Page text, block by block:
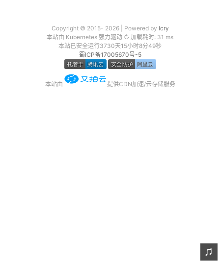
留言
友链
关于
Copyright © 2015- 2026 | Powered by lcry
本站由 Kubernetes 强力驱动 ↻ 加载耗时: 31 ms
本站已安全运行3730天15小时8分49秒
蜀ICP备17005670号-5
本站由 提供CDN加速/云存储服务